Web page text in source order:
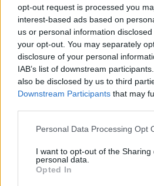
opt-out request is processed you
interest-based ads based on
us or personal information
your opt-out. You may separately
disclosure of your personal
IAB’s list of downstream
also be disclosed by us to third
Downstream Participants that may
Personal Data Processing Opt
I want to opt-out of the Sharing
personal data.
Opted In
Rørosrein fikk fire